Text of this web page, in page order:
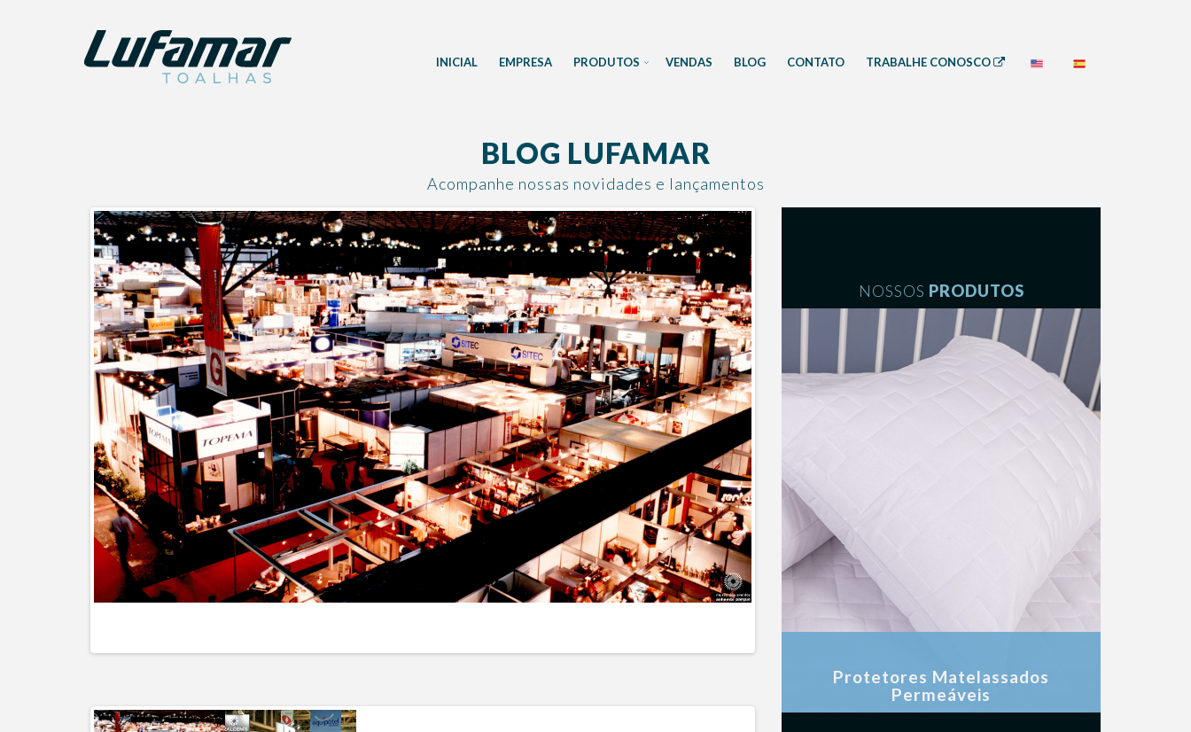
INICIAL EMPRESA PRODUTOS VENDAS BLOG CONTATO TRABALHE CONOSCO
BLOG LUFAMAR
Acompanhe nossas novidades e lançamentos
NOSSOS PRODUTOS
Protetores Matelassados
Permeáveis